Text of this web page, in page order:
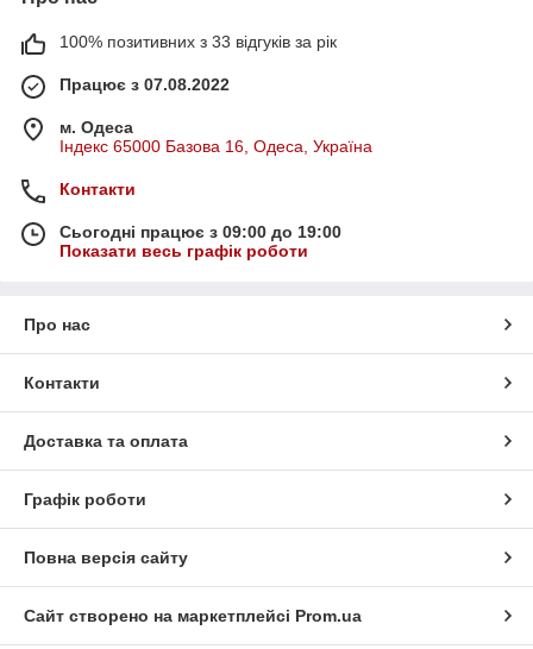
100% позитивних з 33 відгуків за рік
Працює з 07.08.2022
м. Одеса
Індекс 65000 Базова 16, Одеса, Україна
Контакти
Сьогодні працює з 09:00 до 19:00
Показати весь графік роботи
Про нас
Контакти
Доставка та оплата
Графік роботи
Повна версія сайту
Сайт створено на маркетплейсі Prom.ua